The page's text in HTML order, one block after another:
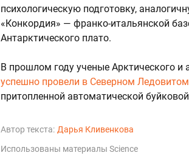
психологическую подготовку,
«Конкордия» — франко-итальянской
Антарктического плато.
В прошлом году ученые Арктического и
успешно провели в Северном
притопленной автоматической
Автор текста: Дарья Кливенкова
Использованы материалы Science